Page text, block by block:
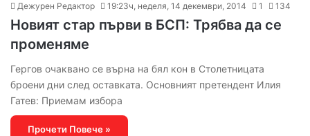
Дежурен Редактор 19:23ч, неделя, 14 декември, 2014 1 134
Новият стар първи в БСП: Трябва да се
променяме
Гергов очаквано се върна на бял кон в Столетницата
броени дни след оставката. Основният претендент Илия
Гатев: Приемам избора
Прочети Повече »